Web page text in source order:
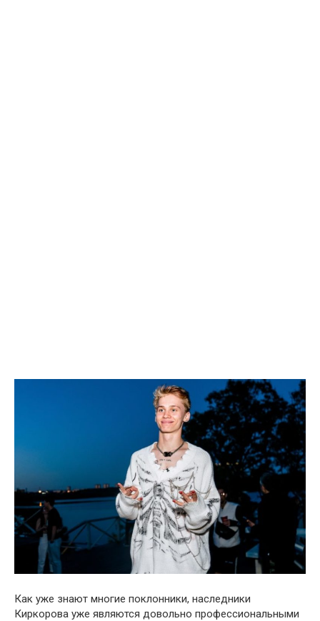
Как уже знают многие поклонники, наследники
Киркорова уже являются довольно профессиональными